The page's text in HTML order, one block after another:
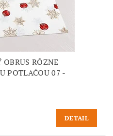
RÔZNE
POTLAČOU 07 -
DETAIL